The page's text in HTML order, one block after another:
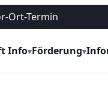
Ort-Termin
Info▾Förderung▾